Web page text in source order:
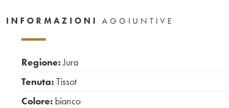
INFORMAZIONI AGGIUNTIVE
Regione:Jura
Tenuta:Tissot
Colore: bianco